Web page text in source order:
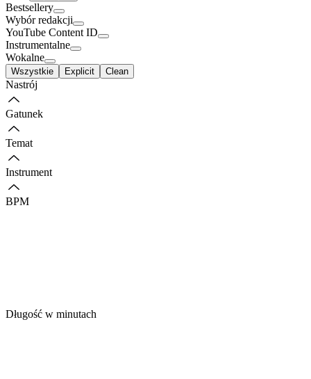
Bestsellery
Wybór redakcji
YouTube Content ID
Instrumentalne
Wokalne
Wszystkie Explicit Clean
Nastrój
Gatunek
Temat
Instrument
BPM
Długość w minutach